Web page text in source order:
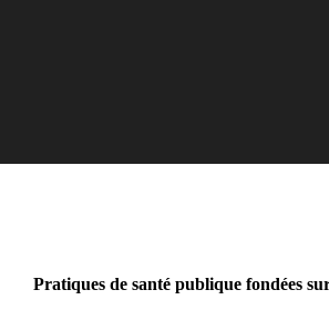
Pratiques de santé publique fondées